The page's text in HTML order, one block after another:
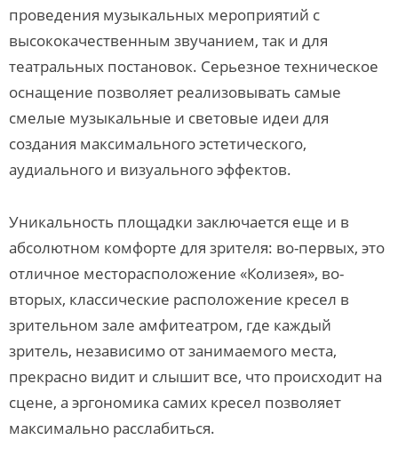
проведения музыкальных мероприятий с
высококачественным звучанием, так и для
театральных постановок. Серьезное техническое
оснащение позволяет реализовывать самые
смелые музыкальные и световые идеи для
создания максимального эстетического,
аудиального и визуального эффектов.
Уникальность площадки заключается еще и в
абсолютном комфорте для зрителя: во-первых, это
отличное месторасположение «Колизея», во-
вторых, классические расположение кресел в
зрительном зале амфитеатром, где каждый
зритель, независимо от занимаемого места,
прекрасно видит и слышит все, что происходит на
сцене, а эргономика самих кресел позволяет
максимально расслабиться.